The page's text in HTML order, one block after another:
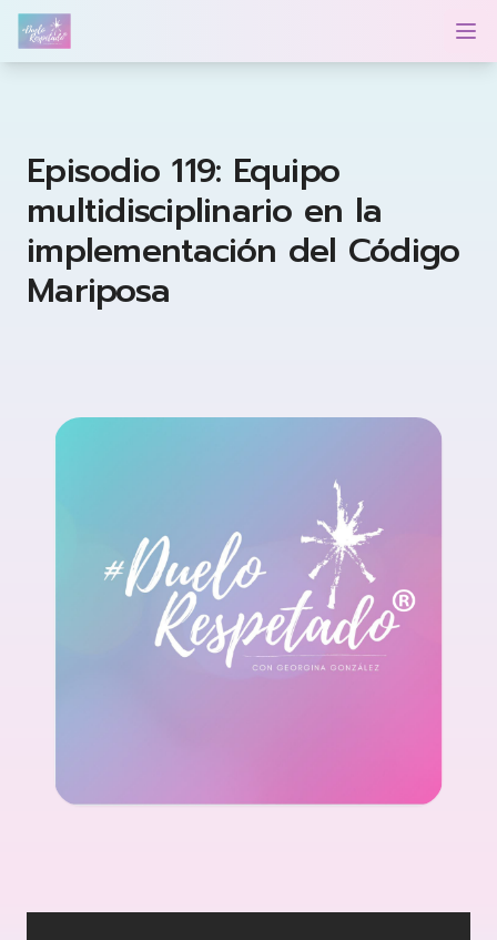
Duelo Respetado Podcast con Georgina González
Episodio 119: Equipo
multidisciplinario en la
implementación del Código
Mariposa